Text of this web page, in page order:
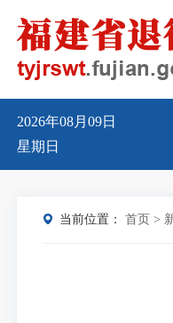
2026年08月09日
星期日
当前位置： 首页 >